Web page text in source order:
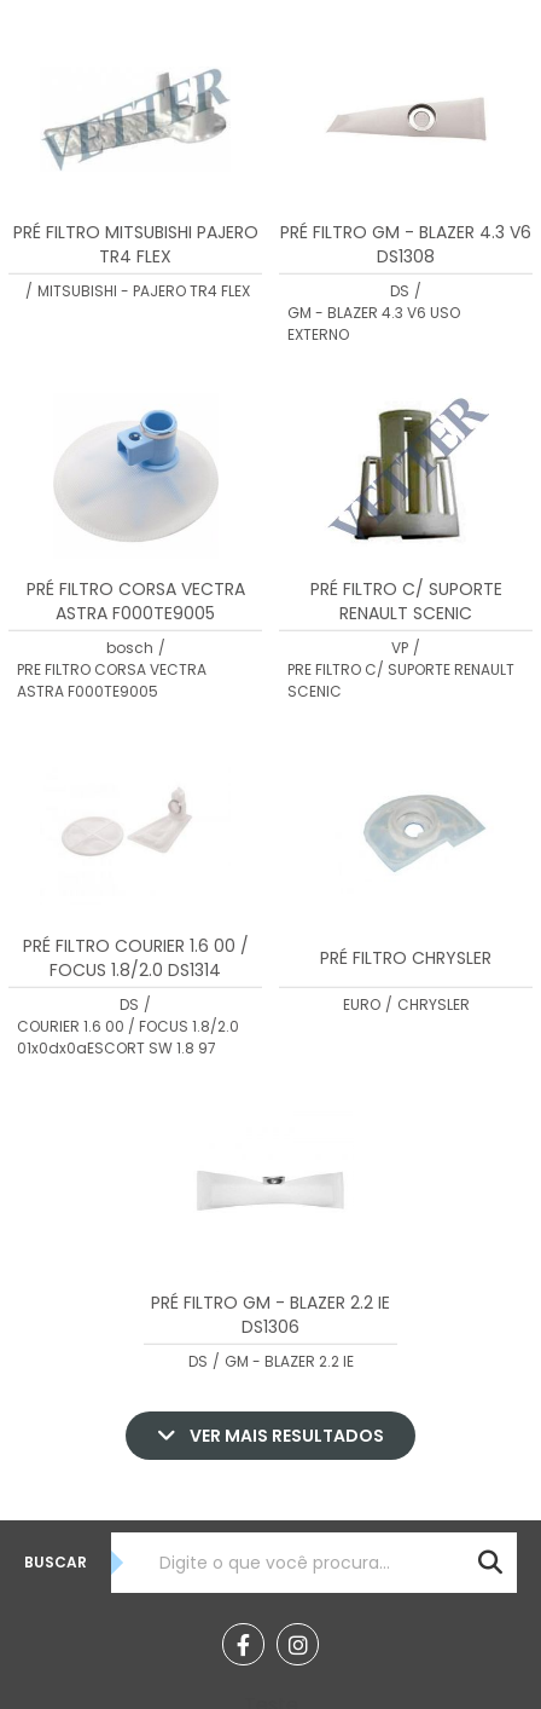
PRÉ FILTRO MITSUBISHI PAJERO
TR4 FLEX
/ MITSUBISHI - PAJERO TR4 FLEX
PRÉ FILTRO GM - BLAZER 4.3 V6
DS1308
DS /
GM - BLAZER 4.3 V6 USO
EXTERNO
PRÉ FILTRO CORSA VECTRA
ASTRA F000TE9005
bosch /
PRE FILTRO CORSA VECTRA
ASTRA F000TE9005
PRÉ FILTRO C/ SUPORTE
RENAULT SCENIC
VP /
PRE FILTRO C/ SUPORTE RENAULT
SCENIC
PRÉ FILTRO COURIER 1.6 00 /
FOCUS 1.8/2.0 DS1314
DS /
COURIER 1.6 00 / FOCUS 1.8/2.0
01x0dx0aESCORT SW 1.8 97
PRÉ FILTRO CHRYSLER
EURO / CHRYSLER
PRÉ FILTRO GM - BLAZER 2.2 IE
DS1306
DS / GM - BLAZER 2.2 IE
VER MAIS RESULTADOS
BUSCAR